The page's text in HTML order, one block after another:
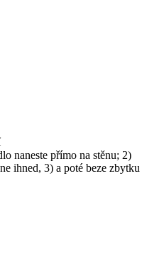
naneste přímo na stěnu; 2)
ihned, 3) a poté beze zbytku